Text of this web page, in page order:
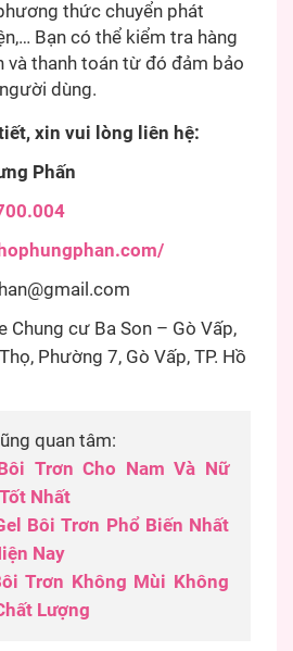
thức chuyển phát
Bạn có thể kiểm tra hàng
và thanh toán từ đó đảm bảo
dùng.
xin vui lòng liên hệ:
Phấn
Chung cư Ba Son – Gò Vấp,
Phường 7, Gò Vấp, TP. Hồ
quan tâm:
Trơn Cho Nam Và Nữ
Nhất
Bôi Trơn Phổ Biến Nhất
Nay
Trơn Không Mùi Không
Lượng